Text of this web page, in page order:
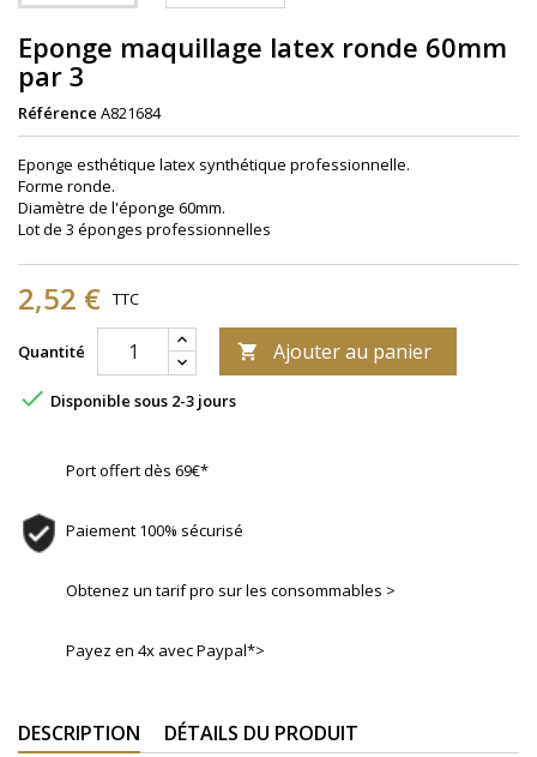
Eponge maquillage latex ronde 60mm
par 3
Référence A821684
Eponge esthétique latex synthétique professionnelle.
Forme ronde.
Diamètre de l'éponge 60mm.
Lot de 3 éponges professionnelles
2,52 € TTC
Quantité  Ajouter au panier
 Disponible sous 2-3 jours
Port offert dès 69€*
Paiement 100% sécurisé
Obtenez un tarif pro sur les consommables >
Payez en 4x avec Paypal*>
DESCRIPTION DÉTAILS DU PRODUIT